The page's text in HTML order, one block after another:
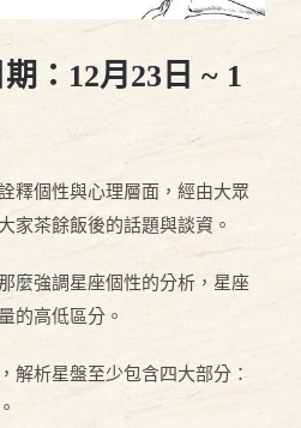
：12月23日 ~ 1
釋個性與心理層面，經由大眾
家茶餘飯後的話題與談資。
麼強調星座個性的分析，星座
的高低區分。
解析星盤至少包含四大部分：